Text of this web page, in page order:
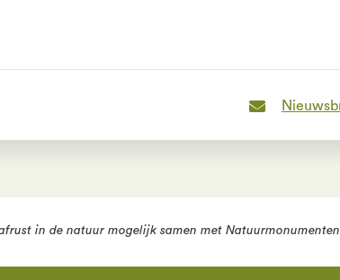
in de natuur mogelijk samen met Natuurmonumenten